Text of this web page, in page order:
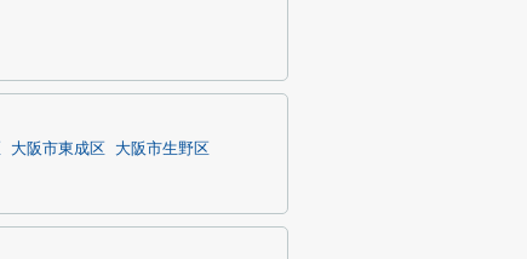
大阪市東成区
大阪市生野区